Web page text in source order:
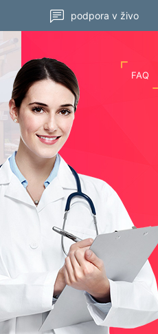
podpora v živo
FAQ